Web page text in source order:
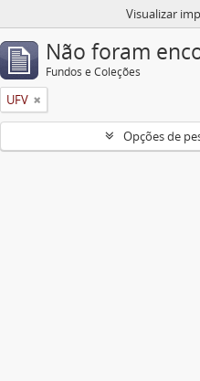
Visualizar
Não foram
Fundos e Coleções
UFV
Opções de